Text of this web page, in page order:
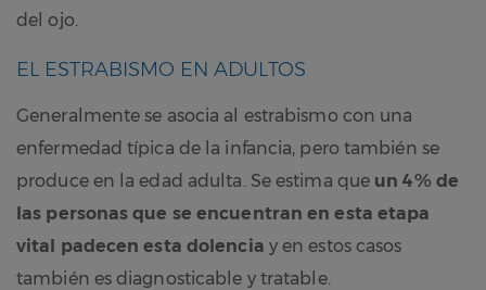
del ojo.
EL ESTRABISMO EN ADULTOS
Generalmente se asocia al estrabismo con una
enfermedad típica de la infancia, pero también se
produce en la edad adulta. Se estima que un 4% de
las personas que se encuentran en esta etapa
vital padecen esta dolencia y en estos casos
también es diagnosticable y tratable.